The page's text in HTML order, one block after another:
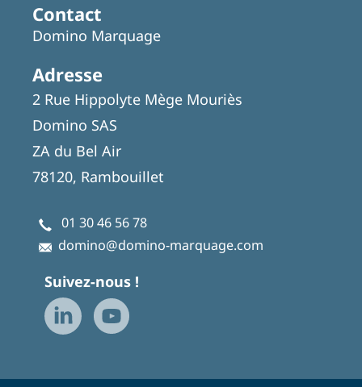
Contact
Domino Marquage
Adresse
2 Rue Hippolyte Mège Mouriès
Domino SAS
ZA du Bel Air
78120, Rambouillet
01 30 46 56 78
domino@domino-marquage.com
Suivez-nous !